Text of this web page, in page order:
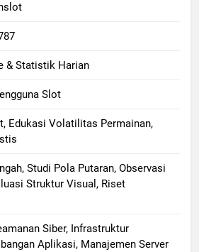
& Statistik Harian
Slot
Edukasi Volatilitas Permainan,
Studi Pola Putaran, Observasi
Struktur Visual, Riset
Siber, Infrastruktur
Aplikasi, Manajemen Server